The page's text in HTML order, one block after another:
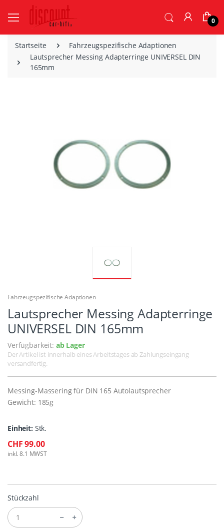
0
Startseite
Fahrzeugspezifische Adaptionen
Lautsprecher Messing Adapterringe UNIVERSEL DIN
165mm
Fahrzeugspezifische Adaptionen
Lautsprecher Messing Adapterringe
UNIVERSEL DIN 165mm
Verfügbarkeit: ab Lager
Der Artikel ist innerhalb eines Arbeitstages ab Zahlungseingang
versandfertig.
Messing-Massering für DIN 165 Autolautsprecher
Gewicht: 185g
Einheit: Stk.
CHF 99.00
inkl. 8.1 MWST
Stückzahl